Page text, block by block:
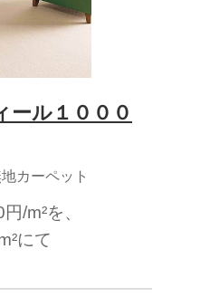
ール１０００
カーペット
/m²を、
にて